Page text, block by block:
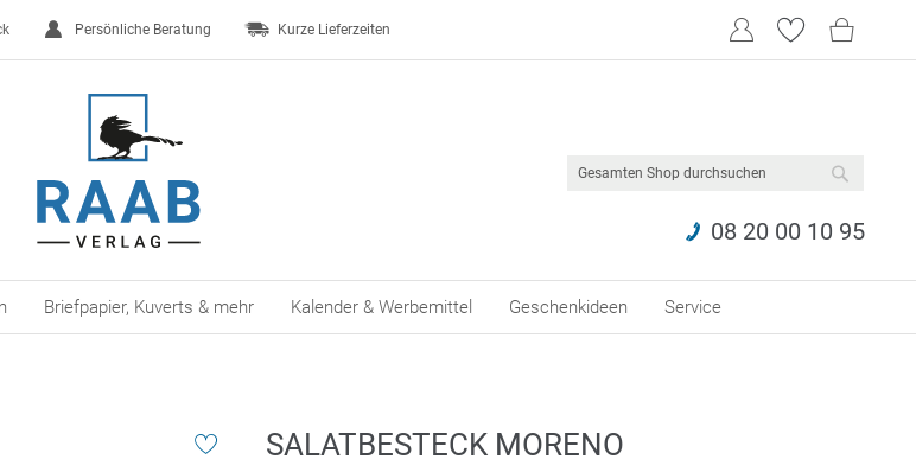
Persönliche Beratung Kurze Lieferzeiten
08 20 00 10 95
Briefpapier, Kuverts & mehr Kalender & Werbemittel Geschenkideen Service
SALATBESTECK MORENO